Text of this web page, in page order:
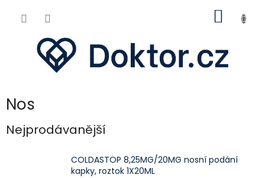
Nos
Nejprodávanější
COLDASTOP 8,25MG/20MG nosní podání
kapky, roztok 1X20ML